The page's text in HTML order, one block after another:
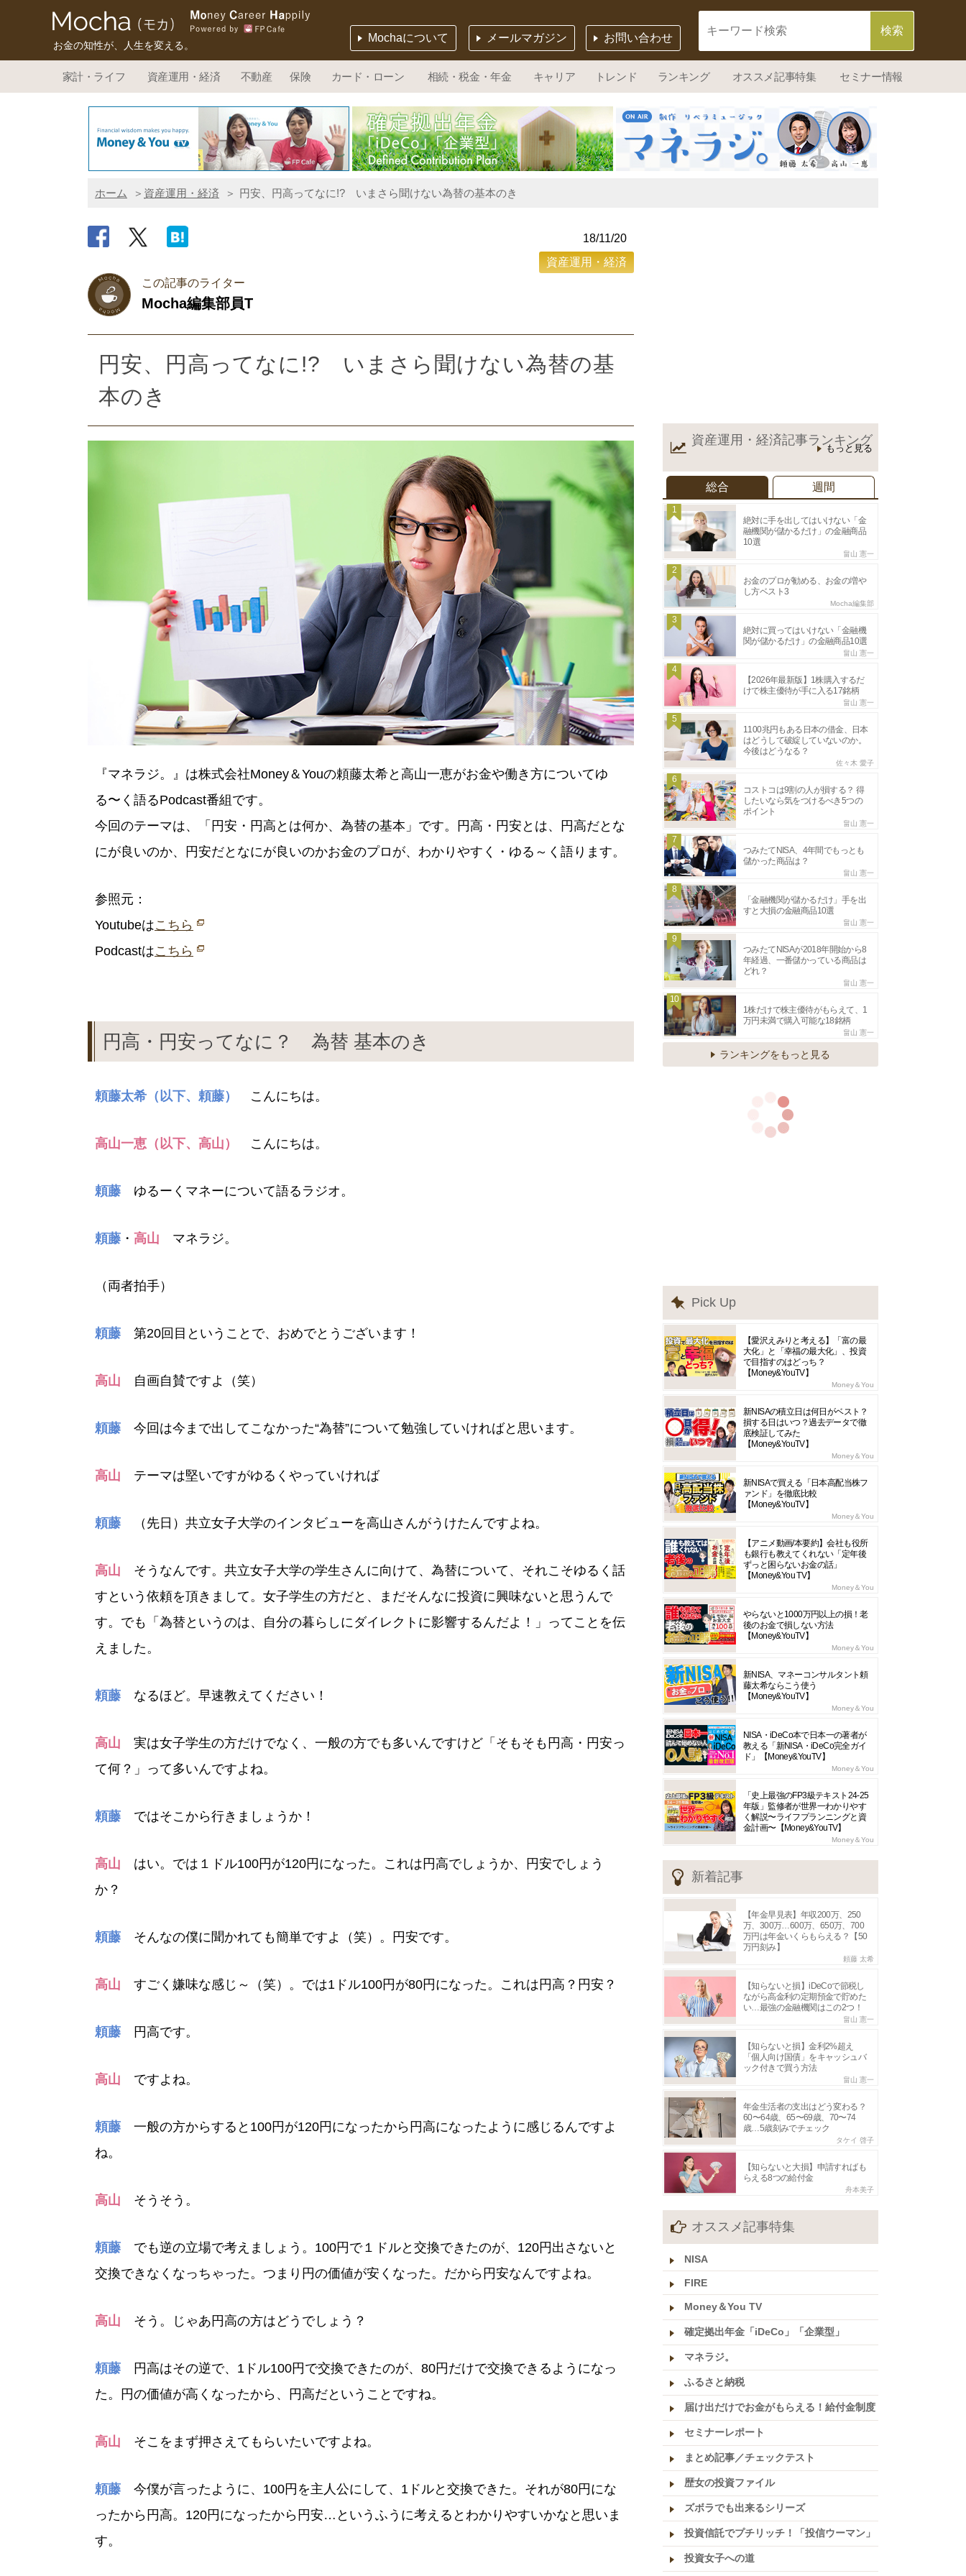
お金の知性が、人生を変える。
お問い合わせ
メールマガジン
Mochaについて
家計・ライフ 資産運用・経済 不動産 保険 カード・ローン 相続・税金・年金 キャリア トレンド ランキング オススメ記事特集 セミナー情報
ホーム 資産運用・経済 円安、円高ってなに!? いまさら聞けない為替の基本のき
18/11/20
資産運用・経済
この記事のライター
Mocha編集部員T
円安、円高ってなに!? いまさら聞けない為替の基
本のき
『マネラジ。』は株式会社Money＆Youの頼藤太希と高山一恵がお金や働き方についてゆ
る〜く語るPodcast番組です。
今回のテーマは、「円安・円高とは何か、為替の基本」です。円高・円安とは、円高だとな
にが良いのか、円安だとなにが良いのかお金のプロが、わかりやすく・ゆる～く語ります。
参照元：
Youtubeはこちら
Podcastはこちら
円高・円安ってなに？ 為替 基本のき
頼藤太希（以下、頼藤） こんにちは。
高山一恵（以下、高山） こんにちは。
頼藤 ゆるーくマネーについて語るラジオ。
頼藤 ・ 高山 マネラジ。
（両者拍手）
頼藤 第20回目ということで、おめでとうございます！
高山 自画自賛ですよ（笑）
頼藤 今回は今まで出してこなかった“為替”について勉強していければと思います。
高山 テーマは堅いですがゆるくやっていければ
頼藤 （先日）共立女子大学のインタビューを高山さんがうけたんですよね。
高山 そうなんです。共立女子大学の学生さんに向けて、為替について、それこそゆるく話
すという依頼を頂きまして。女子学生の方だと、まだそんなに投資に興味ないと思うんで
す。でも「為替というのは、自分の暮らしにダイレクトに影響するんだよ！」ってことを伝
えました。
頼藤 なるほど。早速教えてください！
高山 実は女子学生の方だけでなく、一般の方でも多いんですけど「そもそも円高・円安っ
て何？」って多いんですよね。
頼藤 ではそこから行きましょうか！
高山 はい。では１ドル100円が120円になった。これは円高でしょうか、円安でしょう
か？
頼藤 そんなの僕に聞かれても簡単ですよ（笑）。円安です。
高山 すごく嫌味な感じ～（笑）。では1ドル100円が80円になった。これは円高？円安？
頼藤 円高です。
高山 ですよね。
頼藤 一般の方からすると100円が120円になったから円高になったように感じるんですよ
ね。
高山 そうそう。
頼藤 でも逆の立場で考えましょう。100円で１ドルと交換できたのが、120円出さないと
交換できなくなっちゃった。つまり円の価値が安くなった。だから円安なんですよね。
高山 そう。じゃあ円高の方はどうでしょう？
頼藤 円高はその逆で、1ドル100円で交換できたのが、80円だけで交換できるようになっ
た。円の価値が高くなったから、円高だということですね。
高山 そこをまず押さえてもらいたいですよね。
頼藤 今僕が言ったように、100円を主人公にして、1ドルと交換できた。それが80円にな
ったから円高。120円になったから円安…というふうに考えるとわかりやすいかなと思いま
す。
資産運用・経済記事ランキング
もっと見る
総合 週間
1
絶対に手を出してはいけない「金
融機関が儲かるだけ」の金融商品
10選
畠山 憲一
2
お金のプロが勧める、お金の増や
し方ベスト3
Mocha編集部
3
絶対に買ってはいけない「金融機
関が儲かるだけ」の金融商品10選
畠山 憲一
4
【2026年最新版】1株購入するだ
けで株主優待が手に入る17銘柄
畠山 憲一
5
1100兆円もある日本の借金、日本
はどうして破綻していないのか。
今後はどうなる？
佐々木 愛子
6
コストコは9割の人が損する？ 得
したいなら気をつけるべき5つの
ポイント
畠山 憲一
7
つみたてNISA、4年間でもっとも
儲かった商品は？
畠山 憲一
8
「金融機関が儲かるだけ」手を出
すと大損の金融商品10選
畠山 憲一
9
つみたてNISAが2018年開始から8
年経過、一番儲かっている商品は
どれ？
畠山 憲一
10
1株だけで株主優待がもらえて、1
万円未満で購入可能な18銘柄
畠山 憲一
ランキングをもっと見る
Pick Up
【愛沢えみりと考える】「富の最
大化」と「幸福の最大化」、投資
で目指すのはどっち？
【Money&YouTV】
Money＆You
新NISAの積立日は何日がベスト？
損する日はいつ？過去データで徹
底検証してみた
【Money&YouTV】
Money＆You
新NISAで買える「日本高配当株フ
ァンド」を徹底比較
【Money&YouTV】
Money＆You
【アニメ動画/本要約】会社も役所
も銀行も教えてくれない「定年後
ずっと困らないお金の話」
【Money&You TV】
Money＆You
やらないと1000万円以上の損！老
後のお金で損しない方法
【Money&YouTV】
Money＆You
新NISA、マネーコンサルタント頼
藤太希ならこう使う
【Money&YouTV】
Money＆You
NISA・iDeCo本で日本一の著者が
教える「新NISA・iDeCo完全ガイ
ド」【Money&YouTV】
Money＆You
「史上最強のFP3級テキスト24-25
年版」監修者が世界一わかりやす
く解説〜ライフプランニングと資
金計画〜【Money&YouTV】
Money＆You
新着記事
【年金早見表】年収200万、250
万、300万…600万、650万、700
万円は年金いくらもらえる？【50
万円刻み】
頼藤 太希
【知らないと損】iDeCoで節税し
ながら高金利の定期預金で貯めた
い…最強の金融機関はこの2つ！
畠山 憲一
【知らないと損】金利2%超え
「個人向け国債」をキャッシュバ
ック付きで買う方法
畠山 憲一
年金生活者の支出はどう変わる？
60〜64歳、65〜69歳、70〜74
歳…5歳刻みでチェック
タケイ 啓子
【知らないと大損】申請すればも
らえる8つの給付金
舟本美子
オススメ記事特集
NISA
FIRE
Money＆You TV
確定拠出年金「iDeCo」「企業型」
マネラジ。
ふるさと納税
届け出だけでお金がもらえる！給付金制度
セミナーレポート
まとめ記事／チェックテスト
歴女の投資ファイル
ズボラでも出来るシリーズ
投資信託でプチリッチ！「投信ウーマン」
投資女子への道